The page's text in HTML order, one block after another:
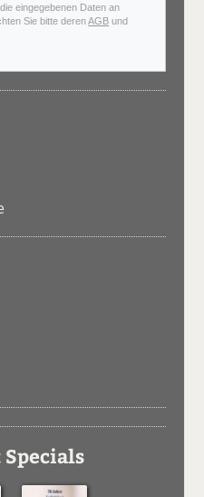
eingegebenen Daten an
Sie bitte derenAGB und